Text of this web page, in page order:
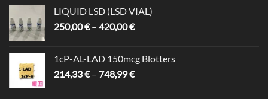
748,99 €
LIQUID LSD (LSD VIAL)
250,00€ – 420,00€Preisspanne:
420,00 €
1cP-AL-LAD 150mcg Blotters
214,33€ – 748,99€Preisspanne: